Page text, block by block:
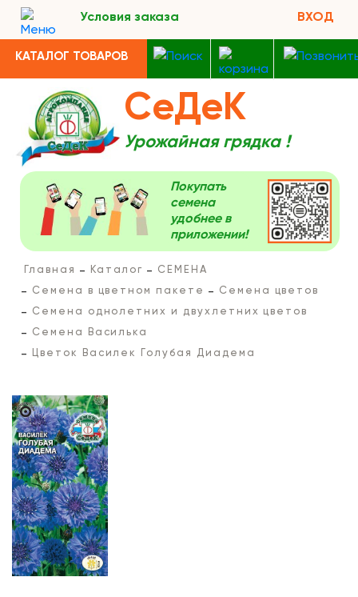
Условия заказа ВХОД
КАТАЛОГ ТОВАРОВ
СеДеК
Урожайная грядка !
Покупать
семена
удобнее в
приложении!
Главная Каталог
СЕМЕНА
Семена в цветном пакете
Семена цветов
Семена однолетних и двухлетних цветов
Семена Василька
Цветок Василек Голубая Диадема